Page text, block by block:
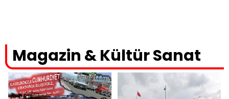
Magazin & Kültür Sanat